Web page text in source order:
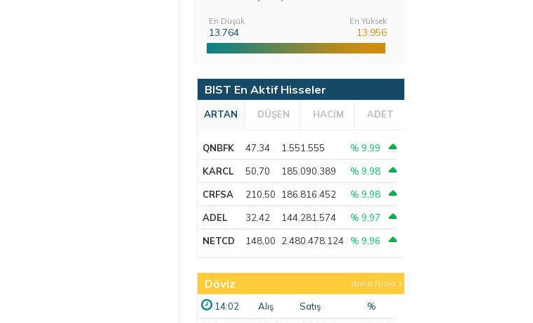
En Düşük
13.764
En Yüksek
13.956
BIST En Aktif Hisseler
ARTAN DÜŞEN HACİM ADET
QNBFK 47,34 1.551.555 % 9,99
KARCL 50,70 185.090.389 % 9,98
CRFSA 210,50 186.816.452 % 9,98
ADEL 32,42 144.281.574 % 9,97
NETCD 148,00 2.480.478.124 % 9,96
Döviz daha fazla
14:02 Alış Satış %